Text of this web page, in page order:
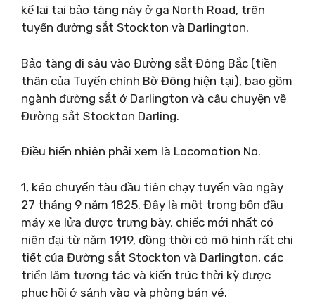
kể lại tại bảo tàng này ở ga North Road, trên
tuyến đường sắt Stockton và Darlington.
Bảo tàng đi sâu vào Đường sắt Đông Bắc (tiền
thân của Tuyến chính Bờ Đông hiện tại), bao gồm
ngành đường sắt ở Darlington và câu chuyện về
Đường sắt Stockton Darling.
Điều hiển nhiên phải xem là Locomotion No.
1, kéo chuyến tàu đầu tiên chạy tuyến vào ngày
27 tháng 9 năm 1825. Đây là một trong bốn đầu
máy xe lửa được trưng bày, chiếc mới nhất có
niên đại từ năm 1919, đồng thời có mô hình rất chi
tiết của Đường sắt Stockton và Darlington, các
triển lãm tương tác và kiến ​​trúc thời kỳ được
phục hồi ở sảnh vào và phòng bán vé.